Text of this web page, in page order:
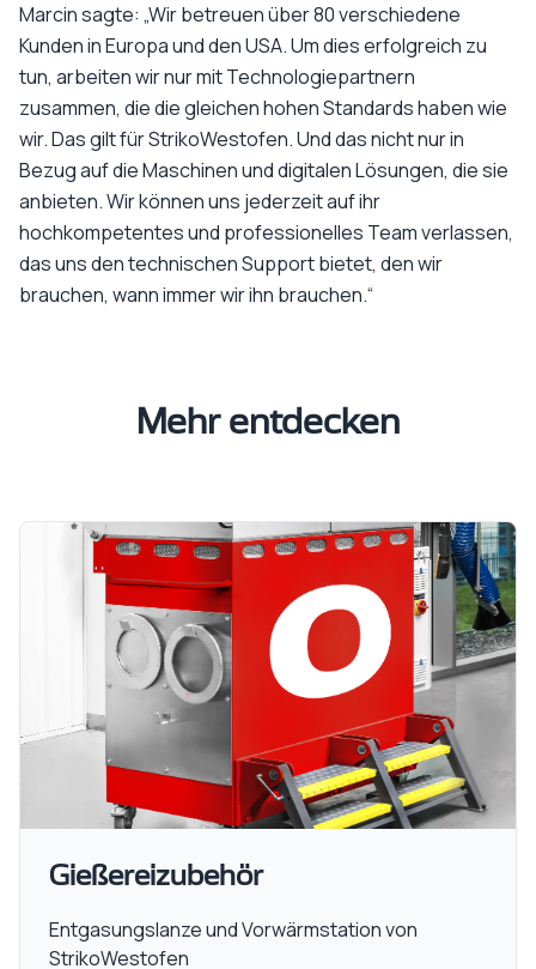
Marcin sagte: „Wir betreuen über 80 verschiedene
Kunden in Europa und den USA. Um dies erfolgreich zu
tun, arbeiten wir nur mit Technologiepartnern
zusammen, die die gleichen hohen Standards haben wie
wir. Das gilt für StrikoWestofen. Und das nicht nur in
Bezug auf die Maschinen und digitalen Lösungen, die sie
anbieten. Wir können uns jederzeit auf ihr
hochkompetentes und professionelles Team verlassen,
das uns den technischen Support bietet, den wir
brauchen, wann immer wir ihn brauchen.“
Mehr entdecken
Gießereizubehör
Entgasungslanze und Vorwärmstation von
StrikoWestofen